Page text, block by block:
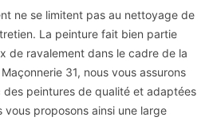
ne se limitent pas au nettoyage de
La peinture fait bien partie
de ravalement dans le cadre de la
31, nous vous assurons
peintures de qualité et adaptées
proposons ainsi une large